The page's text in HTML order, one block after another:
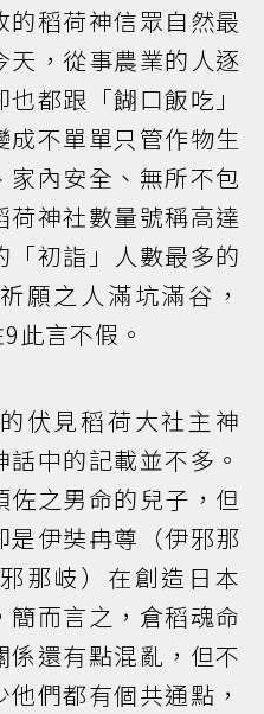
稻荷神信眾自然最
，從事農業的人逐
都跟「餬口飯吃」
不單單只管作物生
內安全、無所不包
神社數量號稱高達
初詣」人數最多的
願之人滿坑滿谷，
此言不假。
伏見稻荷大社主神
話中的記載並不多。
佐之男命的兒子，但
伊奘冉尊（伊邪那
那岐）在創造日本
而言之，倉稻魂命
還有點混亂，但不
們都有個共通點，